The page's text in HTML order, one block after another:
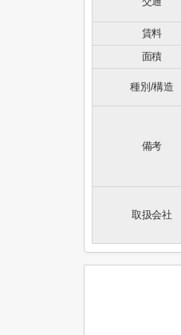
賃料
面積
種別/構造
備考
取扱会社